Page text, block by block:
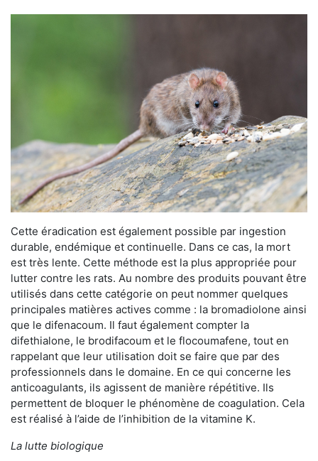
Cette éradication est également possible par ingestion
durable, endémique et continuelle. Dans ce cas, la mort
est très lente. Cette méthode est la plus appropriée pour
lutter contre les rats. Au nombre des produits pouvant être
utilisés dans cette catégorie on peut nommer quelques
principales matières actives comme : la bromadiolone ainsi
que le difenacoum. Il faut également compter la
difethialone, le brodifacoum et le flocoumafene, tout en
rappelant que leur utilisation doit se faire que par des
professionnels dans le domaine. En ce qui concerne les
anticoagulants, ils agissent de manière répétitive. Ils
permettent de bloquer le phénomène de coagulation. Cela
est réalisé à l’aide de l’inhibition de la vitamine K.
La lutte biologique